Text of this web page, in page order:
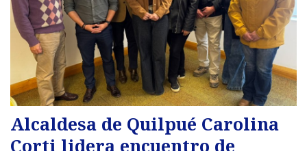
Alcaldesa de Quilpué Carolina
Corti lidera encuentro de